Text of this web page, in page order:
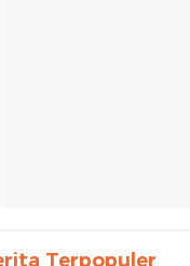
Terpopuler